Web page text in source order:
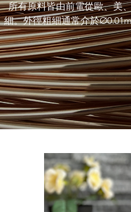
所有原料皆由前電從歐、美
細。外徑粗細通常介於